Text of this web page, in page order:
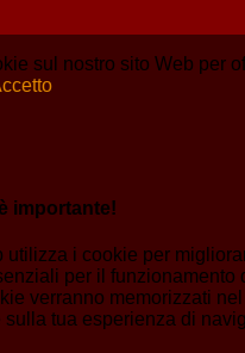
sul nostro sito Web per
importante!
utilizza i cookie per
per il
verranno memorizzati
sulla tua esperienza di